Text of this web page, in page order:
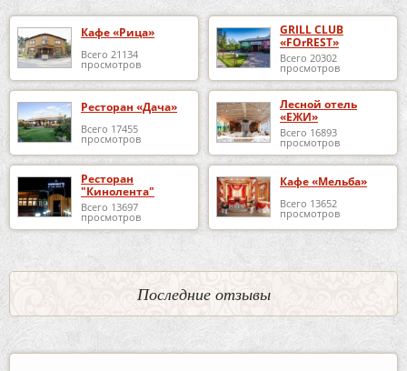
Кафе «Рица»
Всего 21134
просмотров
GRILL CLUB
«FOrREST»
Всего 20302
просмотров
Ресторан «Дача»
Всего 17455
просмотров
Лесной отель
«ЕЖИ»
Всего 16893
просмотров
Ресторан
"Кинолента"
Всего 13697
просмотров
Кафе «Мельба»
Всего 13652
просмотров
Последние отзывы